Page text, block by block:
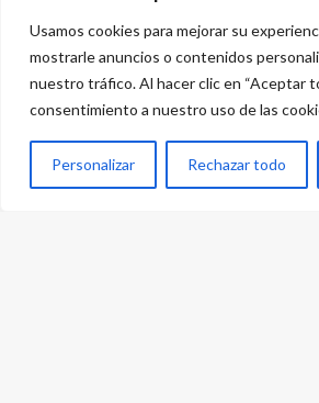
Usamos cookies para mejorar su
mostrarle anuncios o contenidos
nuestro tráfico. Al hacer clic en “Aceptar
consentimiento a nuestro uso de las
Personalizar Rechazar todo